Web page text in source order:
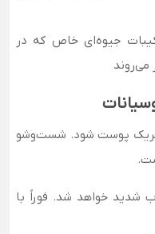
جیوه‌ای خاص که در
می‌روند
پوست شود. شست‌وشو
خواهد شد. فوراً با